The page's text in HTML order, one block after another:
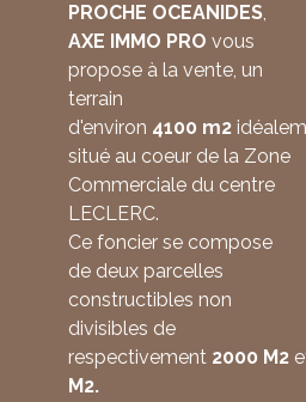
PROCHE OCEANIDES,
AXE IMMO PRO vous
propose à la vente, un
terrain
d'environ 4100 m2
situé au coeur de la Zone
Commerciale du centre
LECLERC.
Ce foncier se compose
de deux parcelles
constructibles non
divisibles de
respectivement 2000 M2
M2.